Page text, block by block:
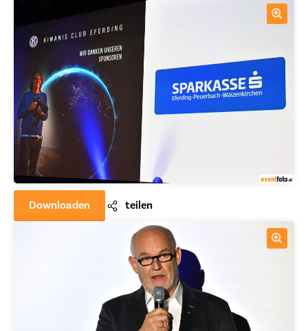
Downloaden teilen